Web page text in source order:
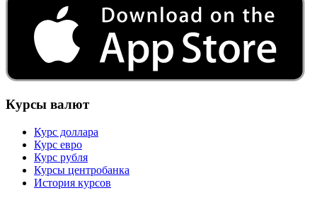
Курсы валют
Курс доллара
Курс евро
Курс рубля
Курсы центробанка
История курсов